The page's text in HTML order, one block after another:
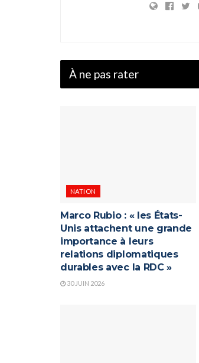
À ne pas rater
NATION
Marco Rubio : « les États-
Unis attachent une grande
importance à leurs
relations diplomatiques
durables avec la RDC »
30 JUIN 2026